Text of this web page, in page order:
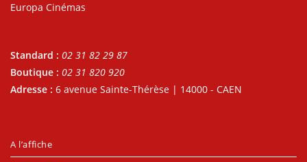
Europa Cinémas
Standard : 02 31 82 29 87
Boutique : 02 31 820 920
Adresse : 6 avenue Sainte-Thérèse | 14000 - CAEN
A l’affiche